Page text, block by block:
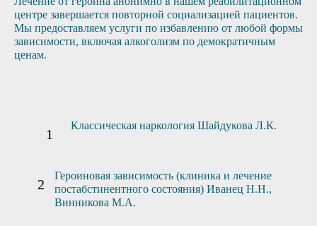
центре завершается повторной социализацией пациентов.
Мы предоставляем услуги по избавлению от любой формы
зависимости, включая алкоголизм по демократичным
ценам.
Классическая наркология Шайдукова Л.К.
Героиновая зависимость (клиника и лечение
постабстинентного состояния) Иванец Н.Н.,
Винникова М.А.